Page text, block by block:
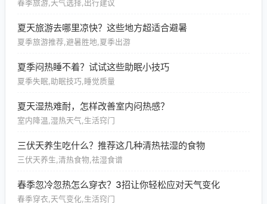
春季旅游,天气选择,出行建议
夏天旅游去哪里凉快？这些地方超适合避暑
夏季旅游推荐,避暑胜地,夏季出游
夏季闷热睡不着？试试这些助眠小技巧
夏季失眠,助眠技巧,睡觉质量
夏天湿热难耐，怎样改善室内闷热感？
室内降温,湿热天气,生活窍门
三伏天养生吃什么？推荐这几种清热祛湿的食物
三伏天养生,清热食物,祛湿食谱
春季忽冷忽热怎么穿衣？3招让你轻松应对天气变化
春季穿衣,天气变化,生活窍门